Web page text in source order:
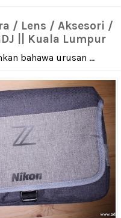
/ Lens / Aksesori /
|| Kuala Lumpur
bahawa urusan ...